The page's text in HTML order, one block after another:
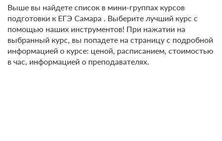
Выше вы найдете список в мини-группах курсов
подготовки к ЕГЭ Самара . Выберите лучший курс с
помощью наших инструментов! При нажатии на
выбранный курс, вы попадете на страницу с подробной
информацией о курсе: ценой, расписанием, стоимостью
в час, информацией о преподавателях.